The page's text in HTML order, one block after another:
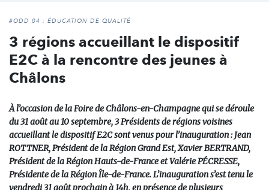
#ODD 04 : ÉDUCATION DE QUALITÉ
3 régions accueillant le dispositif
E2C à la rencontre des jeunes à
Châlons
À l’occasion de la Foire de Châlons-en-Champagne qui se déroule
du 31 août au 10 septembre, 3 Présidents de régions voisines
accueillant le dispositif E2C sont venus pour l’inauguration : Jean
ROTTNER, Président de la Région Grand Est, Xavier BERTRAND,
Président de la Région Hauts-de-France et Valérie PÉCRESSE,
Présidente de la Région Île-de-France. L’inauguration s’est tenu le
vendredi 31 août prochain à 14h, en présence de plusieurs